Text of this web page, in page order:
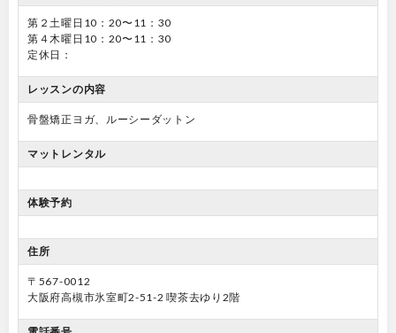
第２土曜日10：20〜11：30
第４木曜日10：20〜11：30
定休日：
レッスンの内容
骨盤矯正ヨガ、ルーシーダットン
マットレンタル
体験予約
住所
〒567-0012
大阪府高槻市氷室町2-51-2 喫茶去ゆり2階